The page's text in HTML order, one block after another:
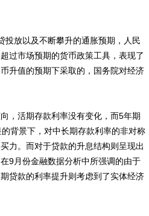
放以及不断攀升的通胀预期，人民
过市场预期的货币政策工具，表现了
升值的预期下采取的，国务院对经济
活期存款利率没有变化，而5年期
背景下，对中长期存款利率的非对称
力。而对于贷款的升息结构则呈现出
9月份金融数据分析中所强调的由于
贷款的利率提升则考虑到了实体经济